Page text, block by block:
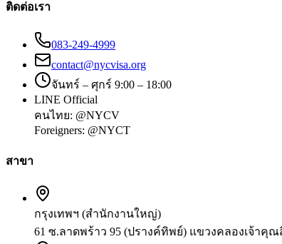
ติดต่อเรา
083-249-4999
contact@nycvisa.org
จันทร์ – ศุกร์ 9:00 – 18:00
LINE Official
คนไทย: @NYCV
Foreigners: @NYCT
สาขา
กรุงเทพฯ (สำนักงานใหญ่)
61 ซ.ลาดพร้าว 95 (ปรางค์ทิพย์) แขวงคลองเจ้าคุณ